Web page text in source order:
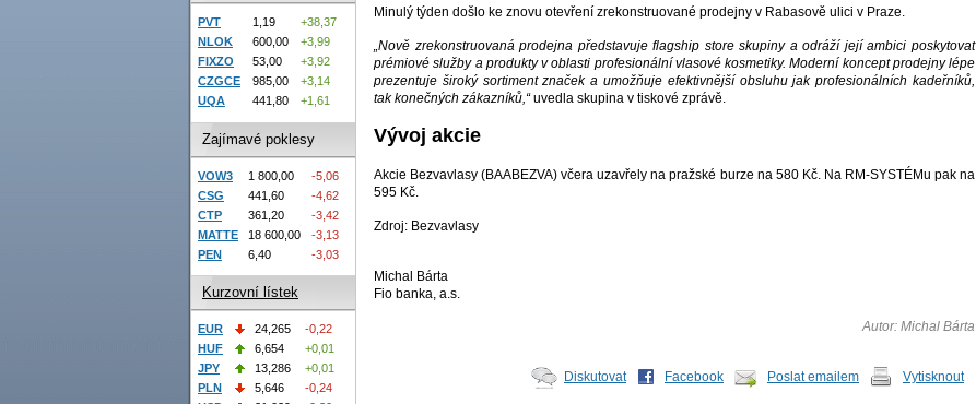
Minulý týden došlo ke znovu otevření zrekonstruované prodejny v Rabasově ulici v Praze.
„Nově zrekonstruovaná prodejna představuje flagship store skupiny a odráží její ambici poskytovat
prémiové služby a produkty v oblasti profesionální vlasové kosmetiky. Moderní koncept prodejny lépe
prezentuje široký sortiment značek a umožňuje efektivnější obsluhu jak profesionálních kadeřníků,
tak konečných zákazníků,“uvedla skupina v tiskové zprávě.
Vývoj akcie
Akcie Bezvavlasy (BAABEZVA) včera uzavřely na pražské burze na 580 Kč. Na RM-SYSTÉMu pak na
595 Kč.
Zdroj: Bezvavlasy
Michal Bárta
Fio banka, a.s.
Autor: Michal Bárta
Diskutovat Facebook Poslat emailem Vytisknout
PVT 1,19
+38,37
NLOK
600,00
+3,99
FIXZO
53,00
+3,92
CZGCE
985,00
+3,14
UQA
441,80 +1,61
Zajímavé poklesy
VOW3 1 800,00
-5,06
CSG
441,60
-4,62
CTP
361,20
-3,42
MATTE
18 600,00
-3,13
PEN
6,40 -3,03
Kurzovní lístek
EUR 24,265
-0,22
HUF
6,654
+0,01
JPY
13,286
+0,01
PLN
5,646
-0,24